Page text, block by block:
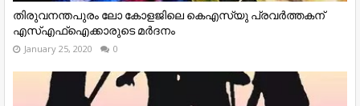
തിരുവനന്തപുരം ലോ കോളജിലെ കെഎസ്‌യു പ്രവർത്തകന്
എസ്എഫ്‌ഐക്കാരുടെ മർദനം
January 25, 2020 0